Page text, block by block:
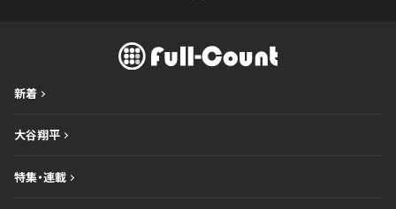
新着
大谷翔平
特集・連載